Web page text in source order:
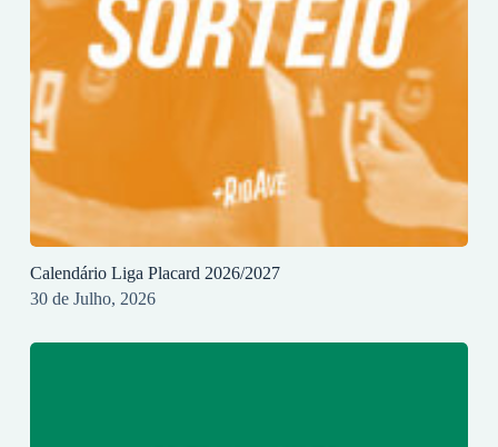
Calendário Liga Placard 2026/2027
30 de Julho, 2026